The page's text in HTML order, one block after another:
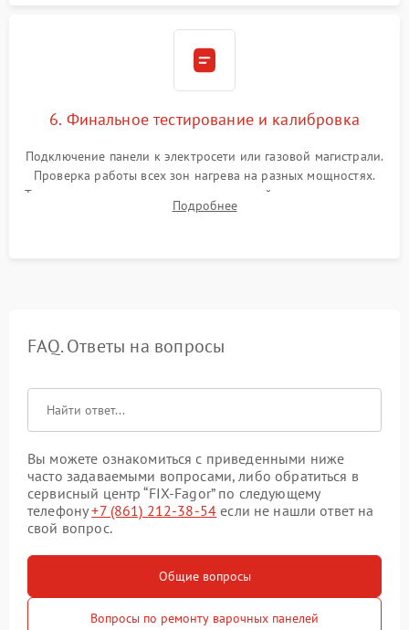
6. Финальное тестирование и калибровка
Подключение панели к электросети или газовой магистрали.
Проверка работы всех зон нагрева на разных мощностях.
Тестирование сенсорного управления, таймера, индикаторов
остаточного тепла и систем защиты от перегрева.
Подробнее
FAQ. Ответы на вопросы
Вы можете ознакомиться с приведенными ниже
часто задаваемыми вопросами, либо обратиться в
сервисный центр “FIX-Fagor” по следующему
телефону+7 (861) 212-38-54 если не нашли ответ на
свой вопрос.
Общие вопросы
Вопросы по ремонту варочных панелей